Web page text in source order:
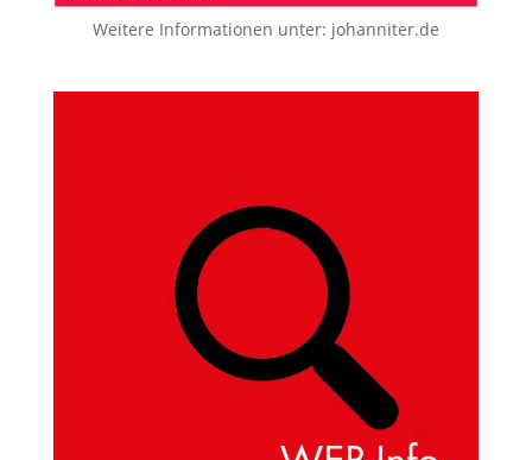
Weitere Informationen unter: johanniter.de